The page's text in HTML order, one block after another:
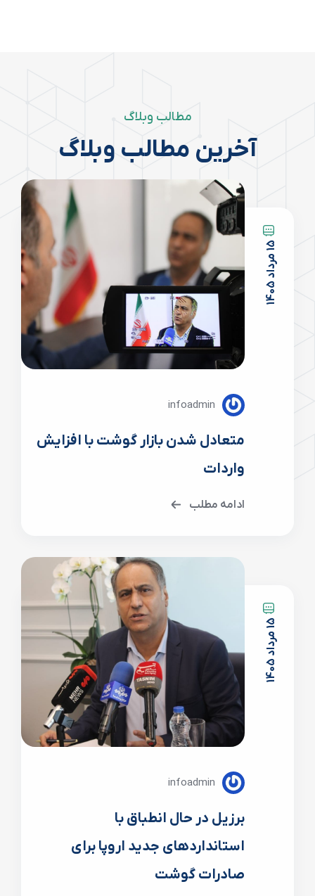
مطالب وبلاگ
آخرین مطالب وبلاگ
1
5
م
ر
د
ا
د
1
4
0
5
infoadmin
متعادل شدن بازار گوشت با افزایش
واردات
ادامه مطلب
1
5
م
ر
د
ا
د
1
4
0
5
infoadmin
برزیل در حال انطباق با
استانداردهای جدید اروپا برای
صادرات گوشت